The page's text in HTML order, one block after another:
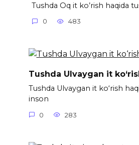
Tushda Oq it ko’rish haqida
0 483
Tushda Ulvaygan it
Tushda Ulvaygan it ko‘rish
inson
0 283